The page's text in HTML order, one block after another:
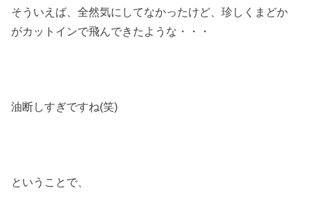
そういえば、全然気にしてなかったけど、珍しくまどか
がカットインで飛んできたような・・・
油断しすぎですね(笑)
ということで、